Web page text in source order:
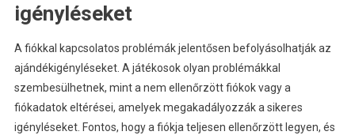
igényléseket
A fiókkal kapcsolatos problémák jelentősen befolyásolhatják az
ajándékigényléseket. A játékosok olyan problémákkal
szembesülhetnek, mint a nem ellenőrzött fiókok vagy a
fiókadatok eltérései, amelyek megakadályozzák a sikeres
igényléseket. Fontos, hogy a fiókja teljesen ellenőrzött legyen, és